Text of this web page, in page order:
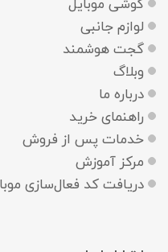
گوشی موبایل
لوازم جانبی
گجت هوشمند
وبلاگ
درباره ما
راهنمای خرید
خدمات پس از فروش
مرکز آموزش
دریافت کد فعال‌سازی